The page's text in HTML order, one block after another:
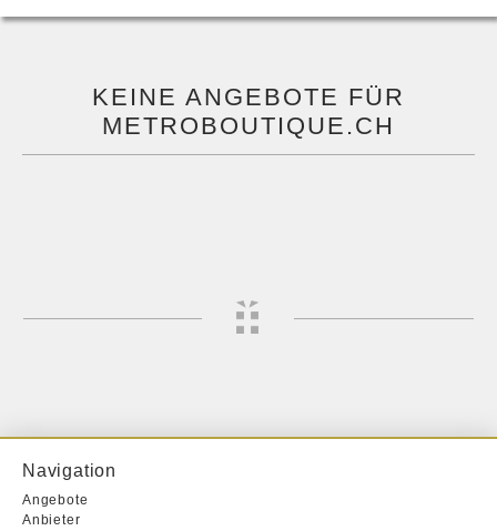
KEINE ANGEBOTE FÜR
METROBOUTIQUE.CH
Navigation
Angebote
Anbieter